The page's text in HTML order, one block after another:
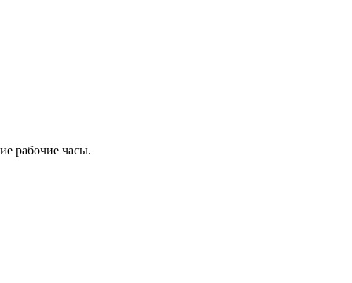
рабочие часы.